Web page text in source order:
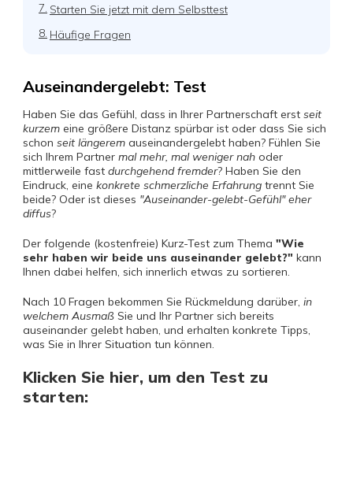
7. Starten Sie jetzt mit dem Selbsttest
8. Häufige Fragen
Auseinandergelebt: Test
Haben Sie das Gefühl, dass in Ihrer Partnerschaft erst seit
kurzem eine größere Distanz spürbar ist oder dass Sie sich
schon seit längerem auseinandergelebt haben? Fühlen Sie
sich Ihrem Partner mal mehr, mal weniger nah oder
mittlerweile fast durchgehend fremder? Haben Sie den
Eindruck, eine konkrete schmerzliche Erfahrung trennt Sie
beide? Oder ist dieses "Auseinander-gelebt-Gefühl" eher
diffus?
Der folgende (kostenfreie) Kurz-Test zum Thema "Wie
sehr haben wir beide uns auseinander gelebt?" kann
Ihnen dabei helfen, sich innerlich etwas zu sortieren.
Nach 10 Fragen bekommen Sie Rückmeldung darüber, in
welchem Ausmaß Sie und Ihr Partner sich bereits
auseinander gelebt haben, und erhalten konkrete Tipps,
was Sie in Ihrer Situation tun können.
Klicken Sie hier, um den Test zu
starten: